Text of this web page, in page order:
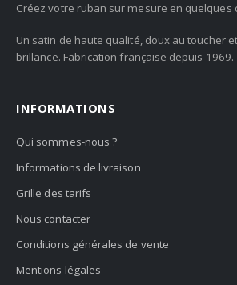
Créez votre ruban sur mesure en quelques
Un satin de haute qualité, doux au toucher
brillance. Fabrication française depuis 1969.
INFORMATIONS
Qui sommes-nous ?
Informations de livraison
Grille des tarifs
Nous contacter
Conditions générales de vente
Mentions légales